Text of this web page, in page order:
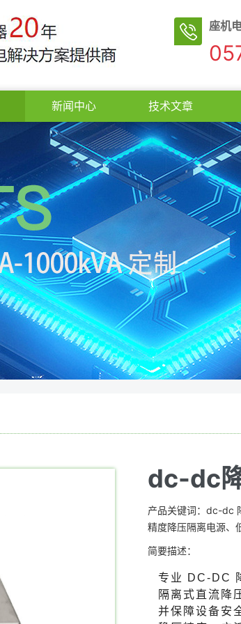
座机
新闻中心 技术文章
dc-dc
产品关键词：dc-dc
精度降压隔离电源、
简要描述：
专业 DC-DC
隔离式直流降
并保障设备安